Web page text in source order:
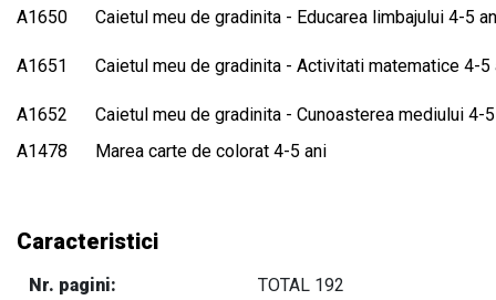
A1650 Caietul meu de gradinita - Educarea limbajului 4-5
A1651 Caietul meu de gradinita - Activitati matematice 4-5
A1652
Caietul meu de gradinita - Cunoasterea mediului 4-
A1478
Marea carte de colorat 4-5 ani
Caracteristici
Nr. pagini: TOTAL 192